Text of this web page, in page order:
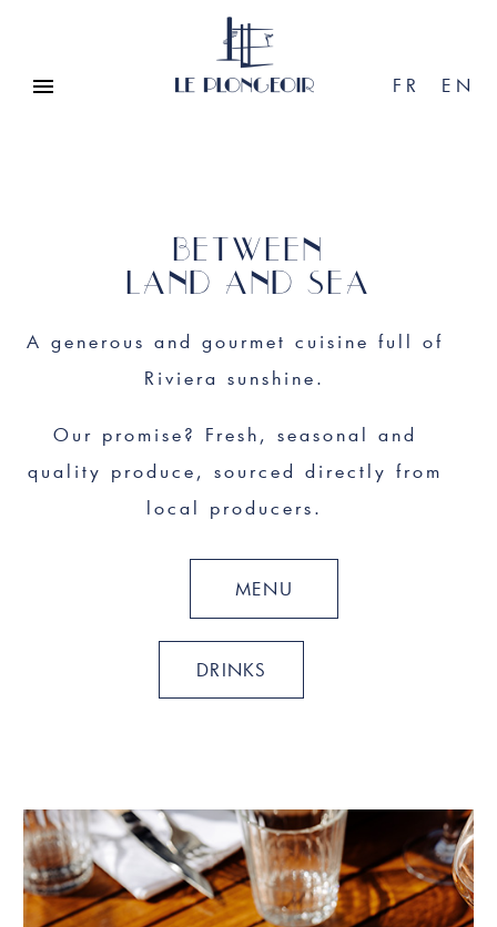
FR EN
BETWEEN
LAND AND SEA
A generous and gourmet cuisine full of
Riviera sunshine.
Our promise? Fresh, seasonal and
quality produce, sourced directly from
local producers.
MENU
DRINKS